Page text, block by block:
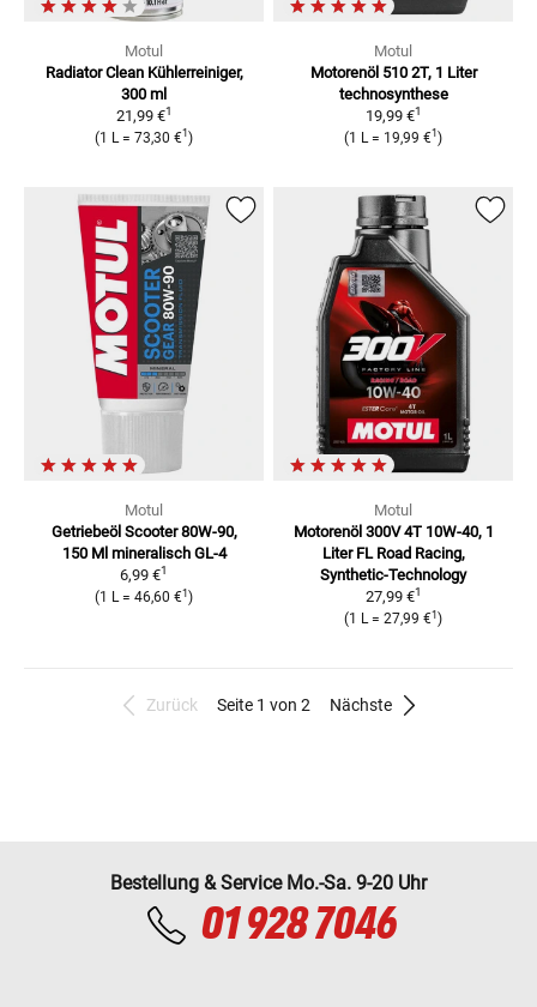
Motul
Radiator Clean Kühlerreiniger,
300 ml
21,99 €1
(1 L= 73,30 €1 )
Motul
Motorenöl 510 2T, 1 Liter
technosynthese
19,99 €1
(1 L= 19,99 €1 )
Motul
Getriebeöl Scooter 80W-90,
150 Ml mineralisch GL-4
6,99 €1
(1 L= 46,60 €1 )
Motul
Motorenöl 300V 4T 10W-40, 1
Liter FL Road Racing,
Synthetic-Technology
27,99 €1
(1 L= 27,99 €1 )
Zurück Seite 1 von 2 Nächste
Bestellung & Service Mo.-Sa. 9-20 Uhr
01 928 7046